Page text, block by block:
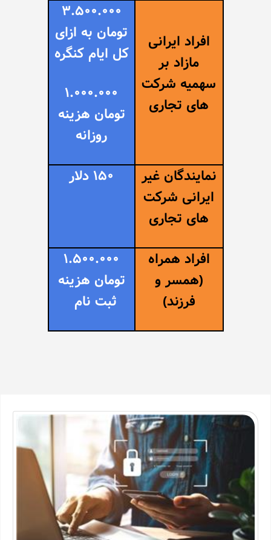
افراد ایرانی
مازاد بر
سهمیه شرکت
های تجاری
3.500.000
تومان به ازای
کل ایام کنگره
1.000.000
تومان هزینه
روزانه
نمایندگان غیر
ایرانی شرکت
های تجاری
150 دلار
افراد همراه
(همسر و
فرزند)
1.500.000
تومان هزینه
ثبت نام